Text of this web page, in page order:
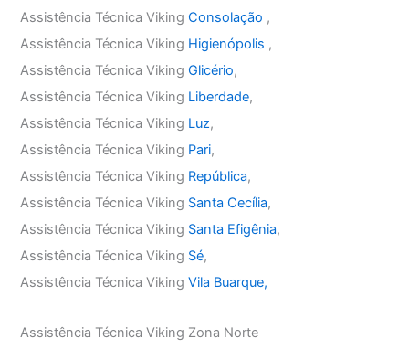
Assistência Técnica VikingConsolação ,
Assistência Técnica Viking Higienópolis ,
Assistência Técnica VikingGlicério,
Assistência Técnica Viking Liberdade,
Assistência Técnica Viking Luz,
Assistência Técnica Viking Pari,
Assistência Técnica Viking República,
Assistência Técnica Viking Santa Cecília,
Assistência Técnica Viking Santa Efigênia,
Assistência Técnica Viking Sé,
Assistência Técnica VikingVila Buarque,
Assistência Técnica Viking Zona Norte